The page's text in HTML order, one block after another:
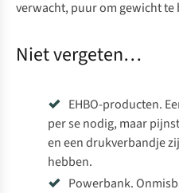
verwacht, puur om gewicht te
Niet vergeten…
EHBO-producten.
per se nodig, maar
en een drukverbandje
hebben.
Powerbank.